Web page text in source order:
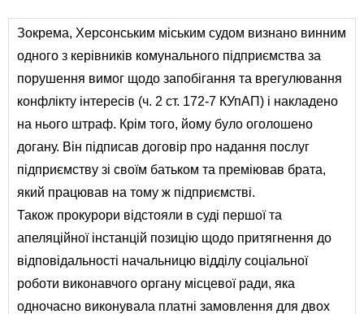
Зокрема, Херсонським міським судом визнано винним
одного з керівників комунального підприємства за
порушення вимог щодо запобігання та врегулювання
конфлікту інтересів (ч. 2 ст. 172-7 КУпАП) і накладено
на нього штраф. Крім того, йому було оголошено
догану. Він підписав договір про надання послуг
підприємству зі своїм батьком та преміював брата,
який працював на тому ж підприємстві.
Також прокурори відстояли в суді першої та
апеляційної інстанцій позицію щодо притягнення до
відповідальності начальницю відділу соціальної
роботи виконавчого органу місцевої ради, яка
одночасно виконувала платні замовлення для двох